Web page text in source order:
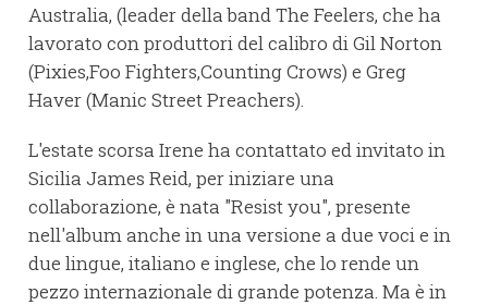
Australia, (leader della band The Feelers, che ha
lavorato con produttori del calibro di Gil Norton
(Pixies,Foo Fighters,Counting Crows) e Greg
Haver (Manic Street Preachers).
L'estate scorsa Irene ha contattato ed invitato in
Sicilia James Reid, per iniziare una
collaborazione, è nata "Resist you", presente
nell'album anche in una versione a due voci e in
due lingue, italiano e inglese, che lo rende un
pezzo internazionale di grande potenza. Ma è in